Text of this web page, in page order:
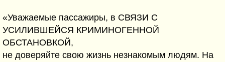
«Уважаемые пассажиры, в СВЯЗИ С
УСИЛИВШЕЙСЯ КРИМИНОГЕННОЙ
ОБСТАНОВКОЙ,
не доверяйте свою жизнь незнакомым людям. На